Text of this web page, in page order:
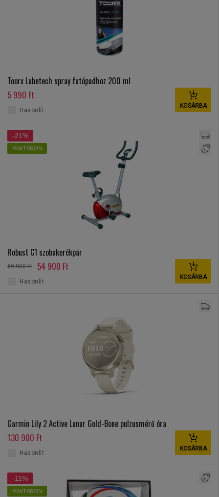
Toorx Lubetech spray futópadhoz 200 ml
5 990 Ft
KOSÁRBA
Hasonlít
-21%
RAKTÁRON
Robust C1 szobakerékpár
69 900 Ft 54 900 Ft
KOSÁRBA
Hasonlít
Garmin Lily 2 Active Lunar Gold-Bone pulzusmérő óra
130 900 Ft
KOSÁRBA
Hasonlít
-11%
RAKTÁRON